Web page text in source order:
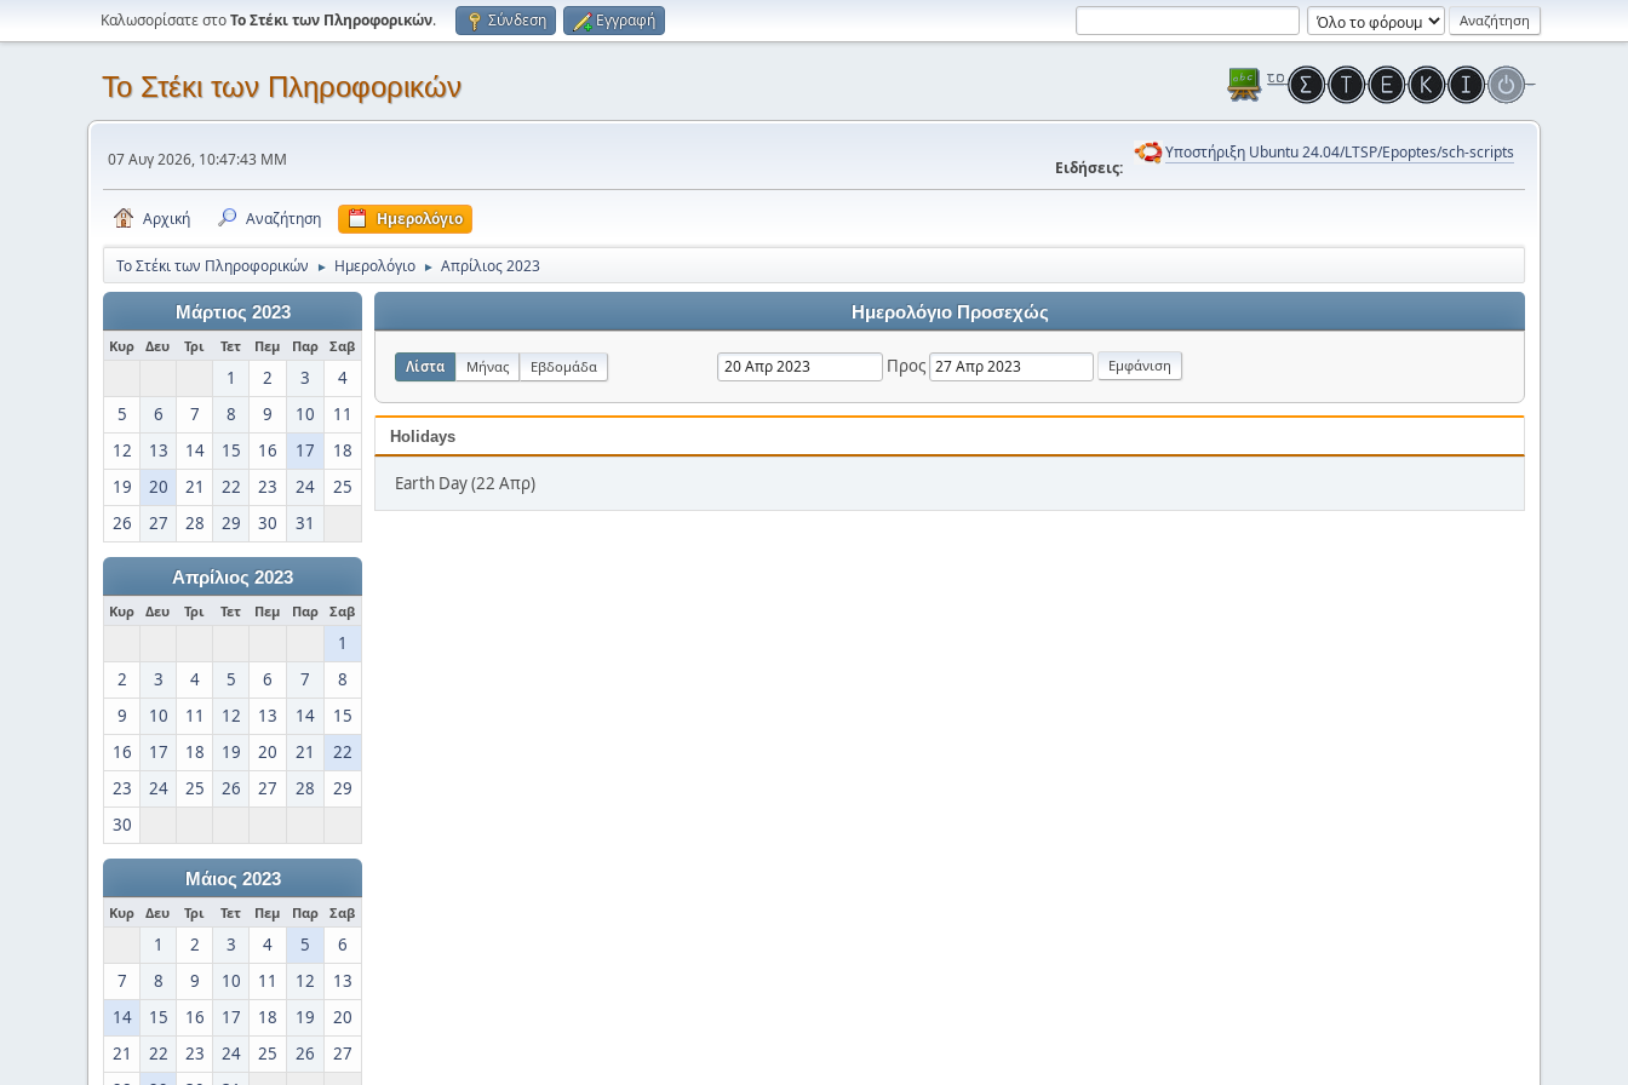
Καλωσορίσατε στοΤο Στέκι των Πληροφορικών. Σύνδεση Εγγραφή
Το Στέκι των Πληροφορικών
07 Αυγ 2026, 10:47:43 ΜΜ Ειδήσεις:
Υποστήριξη Ubuntu 24.04/LTSP/Epoptes/sch-scripts
Αρχική Αναζήτηση Ημερολόγιο
Το Στέκι των Πληροφορικών ► Ημερολόγιο ► Απρίλιος 2023
Μάρτιος 2023
Κυρ Δευ Τρι Τετ Πεμ Παρ Σαβ
1 2 3
4
5
6 7 8 9 10
11
12
13 14 15 16 17
18
19
20 21 22 23 24
25
26
27 28 29 30 31
Απρίλιος 2023
Κυρ Δευ Τρι Τετ Πεμ Παρ Σαβ
1
2
3 4 5 6 7
8
9
10 11 12 13 14
15
16
17 18 19 20 21
22
23
24 25 26 27 28
29
30
Μάιος 2023
Κυρ Δευ Τρι Τετ Πεμ Παρ Σαβ
1 2 3 4 5
6
7
8 9 10 11 12
13
14
15 16 17 18 19
20
21
22 23 24 25 26
27
Ημερολόγιο Προσεχώς
Λίστα Μήνας Εβδομάδα Προς
Holidays
Earth Day (22 Απρ)